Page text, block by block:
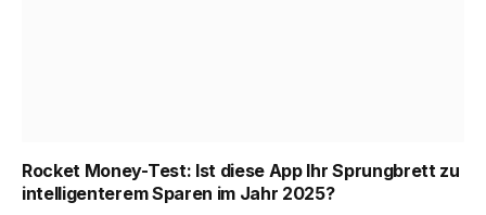
Rocket Money-Test: Ist diese App Ihr ​​Sprungbrett zu
intelligenterem Sparen im Jahr 2025?